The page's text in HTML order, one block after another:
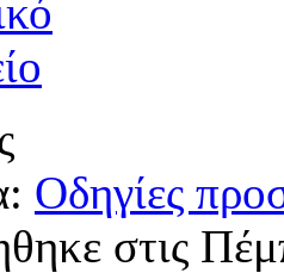
Οδηγίες
στις